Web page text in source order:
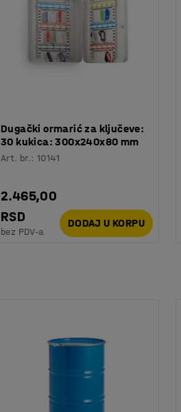
Dugački ormarić za ključeve:
30 kukica: 300x240x80 mm
Art. br.:10141
2.465,00
RSD
bez PDV-a
DODAJ U KORPU